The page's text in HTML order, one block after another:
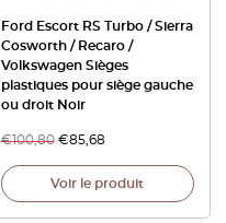
Ford Escort RS Turbo / Sierra
Cosworth / Recaro /
Volkswagen Sièges
plastiques pour siège gauche
ou droit Noir
€100,80 €85,68
Voir le produit